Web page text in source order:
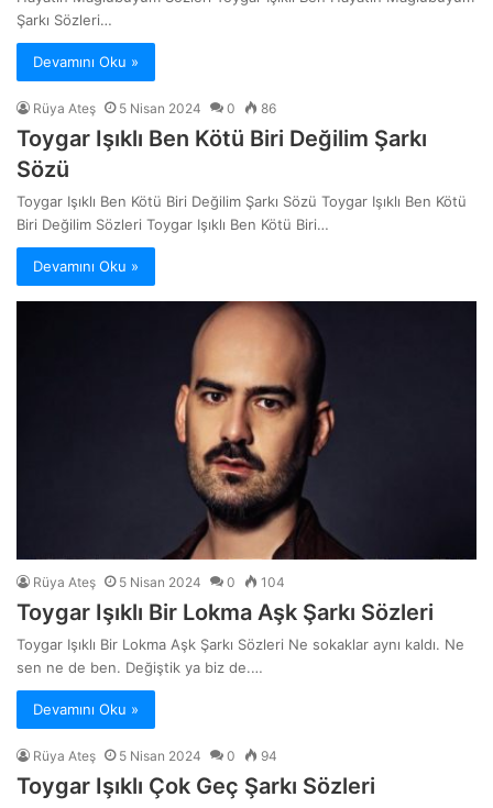
Şarkı Sözleri…
Devamını Oku »
Rüya Ateş 5 Nisan 2024 0 86
Toygar Işıklı Ben Kötü Biri Değilim Şarkı
Sözü
Toygar Işıklı Ben Kötü Biri Değilim Şarkı Sözü Toygar Işıklı Ben Kötü
Biri Değilim Sözleri Toygar Işıklı Ben Kötü Biri…
Devamını Oku »
Rüya Ateş 5 Nisan 2024 0 104
Toygar Işıklı Bir Lokma Aşk Şarkı Sözleri
Toygar Işıklı Bir Lokma Aşk Şarkı Sözleri Ne sokaklar aynı kaldı. Ne
sen ne de ben. Değiştik ya biz de.…
Devamını Oku »
Rüya Ateş 5 Nisan 2024 0 94
Toygar Işıklı Çok Geç Şarkı Sözleri